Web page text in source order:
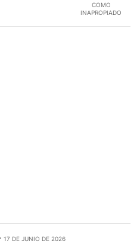
COMO
INAPROPIADO
17 DE JUNIO DE 2026